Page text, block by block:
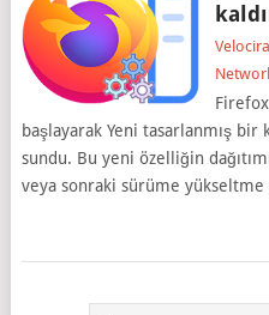
başlayarak Yeni tasarlanmış bir
sundu. Bu yeni özelliğin
veya sonraki sürüme yükseltme